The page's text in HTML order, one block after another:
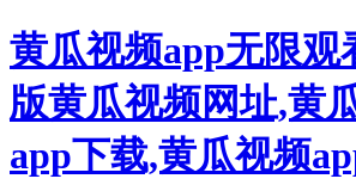
黄瓜视频app无限观
版黄瓜视频网址,黄
app下载,黄瓜视频